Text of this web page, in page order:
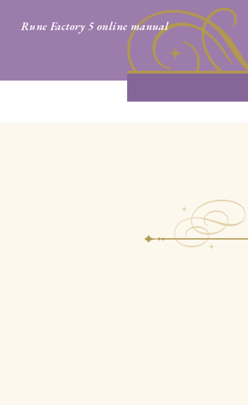
Rune Factory 5 online manual